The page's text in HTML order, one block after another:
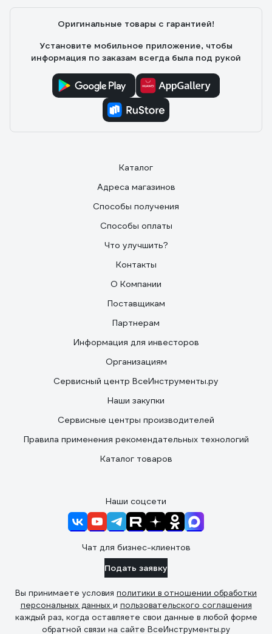
Оригинальные товары с гарантией!
Установите мобильное приложение, чтобы
информация по заказам всегда была под рукой
Каталог
Адреса магазинов
Способы получения
Способы оплаты
Что улучшить?
Контакты
О Компании
Поставщикам
Партнерам
Информация для инвесторов
Организациям
Сервисный центр ВсеИнструменты.ру
Наши закупки
Сервисные центры производителей
Правила применения рекомендательных технологий
Каталог товаров
Наши соцсети
Чат для бизнес-клиентов
Подать заявку
Вы принимаете условия политики в отношении обработки
персональных данных и пользовательского соглашения
каждый раз, когда оставляете свои данные в любой форме
обратной связи на сайте ВсеИнструменты.ру